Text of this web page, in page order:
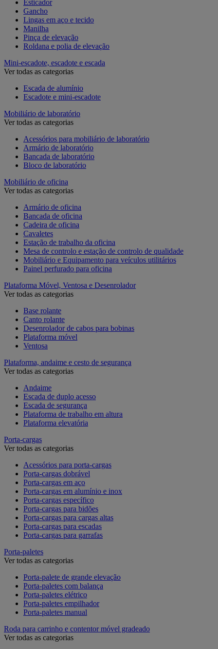
Esticador
Gancho
Lingas em aço e tecido
Manilha
Pinça de elevação
Roldana e polia de elevação
Mini-escadote, escadote e escada
Ver todas as categorias
Escada de alumínio
Escadote e mini-escadote
Mobiliário de laboratório
Ver todas as categorias
Acessórios para mobiliário de laboratório
Armário de laboratório
Bancada de laboratório
Bloco de laboratório
Mobiliário de oficina
Ver todas as categorias
Armário de oficina
Bancada de oficina
Cadeira de oficina
Cavaletes
Estação de trabalho da oficina
Mesa de controlo e estação de controlo de qualidade
Mobiliário e Equipamento para veículos utilitários
Painel perfurado para oficina
Plataforma Móvel, Ventosa e Desenrolador
Ver todas as categorias
Base rolante
Canto rolante
Desenrolador de cabos para bobinas
Plataforma móvel
Ventosa
Plataforma, andaime e cesto de segurança
Ver todas as categorias
Andaime
Escada de duplo acesso
Escada de segurança
Plataforma de trabalho em altura
Plataforma elevatória
Porta-cargas
Ver todas as categorias
Acessórios para porta-cargas
Porta-cargas dobrável
Porta-cargas em aço
Porta-cargas em alumínio e inox
Porta-cargas específico
Porta-cargas para bidões
Porta-cargas para cargas altas
Porta-cargas para escadas
Porta-cargas para garrafas
Porta-paletes
Ver todas as categorias
Porta-palete de grande elevação
Porta-paletes com balança
Porta-paletes elétrico
Porta-paletes empilhador
Porta-paletes manual
Roda para carrinho e contentor móvel gradeado
Ver todas as categorias